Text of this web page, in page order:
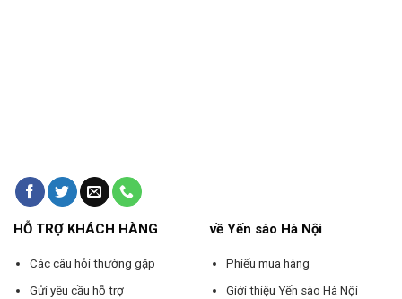
HỖ TRỢ KHÁCH HÀNG
Các câu hỏi thường gặp
Gửi yêu cầu hỗ trợ
về Yến sào Hà Nội
Phiếu mua hàng
Giới thiệu Yến sào Hà Nội